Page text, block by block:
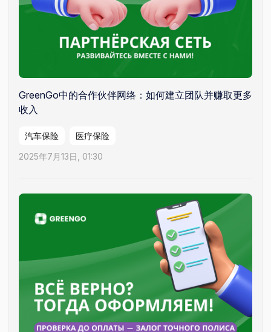
GreenGo中的合作伙伴网络：如何建立团队并赚取更多
收入
汽车保险
医疗保险
2025年7月13日, 01:30